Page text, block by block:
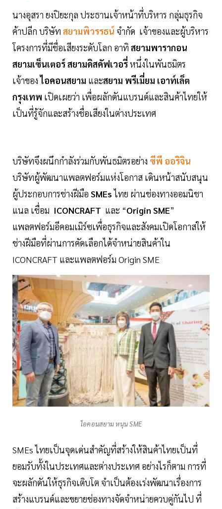
นางอุสรา ยงปิยะกุล ประธานเจ้าหน้าที่บริหาร กลุ่มธุรกิจ
ค้าปลีก บริษัท สยามพิวรรธน์ จำกัด เจ้าของและผู้บริหาร
โครงการที่มีชื่อเสียงระดับโลก อาทิ สยามพารากอน
สยามเซ็นเตอร์ สยามดิสคัฟเวอรี่หนึ่งในพันธมิตร
เจ้าของไอคอนสยาม และสยาม พรีเมี่ยม เอาท์เล็ต
กรุงเทพ เปิดเผยว่า เพื่อผลักดันแบรนด์และสินค้าไทยให้
เป็นที่รู้จักและสร้างชื่อเสียงในต่างประเทศ
บริษัทจึงผนึกกำลังร่วมกับพันธมิตรอย่าง ซีพี ออริจิน
บริษัทผู้พัฒนาแพลตฟอร์มแห่งโอกาส เดินหน้าสนับสนุน
ผู้ประกอบการช่างฝีมือ SMEsไทย ผ่านช่องทางออมนิชา
แนล เชื่อม ICONCRAFT และ “Origin SME”
แพลตฟอร์มอีคอมเมิร์ซเพื่อธุรกิจและสังคมเปิดโอกาสให้
ช่างฝีมือที่ผ่านการคัดเลือกได้จำหน่ายสินค้าใน
ICONCRAFT และแพลตฟอร์ม Origin SME
ไอคอนสยาม หนุน SME
SMEs ไทยเป็นจุดเด่นสำคัญที่สร้างให้สินค้าไทยเป็นที่
ยอมรับทั้งในประเทศและต่างประเทศ อย่างไรก็ตาม การที่
จะผลักดันให้ธุรกิจเติบโต จำเป็นต้องเร่งพัฒนาเรื่องการ
สร้างแบรนด์และขยายช่องทางจัดจำหน่ายควบคู่กันไป ที่